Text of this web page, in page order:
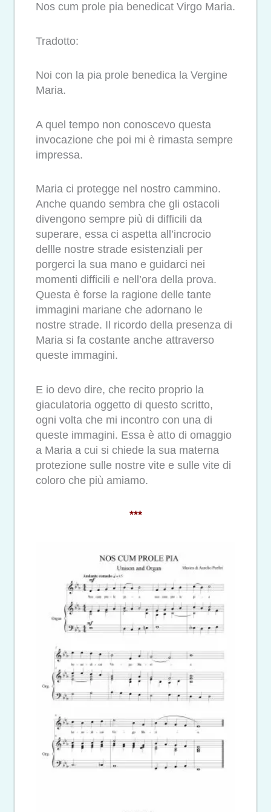
Nos cum prole pia benedicat Virgo Maria.
Tradotto:
Noi con la pia prole benedica la Vergine
Maria.
A quel tempo non conoscevo questa
invocazione che poi mi è rimasta sempre
impressa.
Maria ci protegge nel nostro cammino.
Anche quando sembra che gli ostacoli
divengono sempre più di difficili da
superare, essa ci aspetta all’incrocio
dellle nostre strade esistenziali per
porgerci la sua mano e guidarci nei
momenti difficili e nell’ora della prova.
Questa è forse la ragione delle tante
immagini mariane che adornano le
nostre strade. Il ricordo della presenza di
Maria si fa costante anche attraverso
queste immagini.
E io devo dire, che recito proprio la
giaculatoria oggetto di questo scritto,
ogni volta che mi incontro con una di
queste immagini. Essa è atto di omaggio
a Maria a cui si chiede la sua materna
protezione sulle nostre vite e sulle vite di
coloro che più amiamo.
***